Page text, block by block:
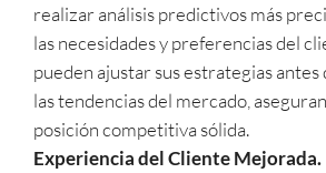
realizar análisis predictivos más
las necesidades y preferencias del
pueden ajustar sus estrategias antes
las tendencias del mercado,
posición competitiva sólida.
Experiencia del Cliente Mejorada.